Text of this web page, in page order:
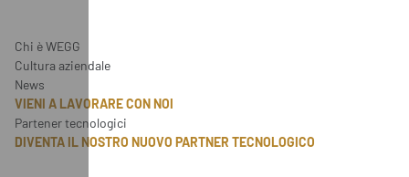
Chi è WEGG
Cultura aziendale
News
VIENI A LAVORARE CON NOI
Partener tecnologici
DIVENTA IL NOSTRO NUOVO PARTNER TECNOLOGICO